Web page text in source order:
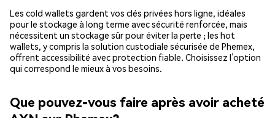
Les cold wallets gardent vos clés privées hors ligne, idéales
pour le stockage à long terme avec sécurité renforcée, mais
nécessitent un stockage sûr pour éviter la perte ; les hot
wallets, y compris la solution custodiale sécurisée de Phemex,
offrent accessibilité avec protection fiable. Choisissez l’option
qui correspond le mieux à vos besoins.
Que pouvez-vous faire après avoir acheté